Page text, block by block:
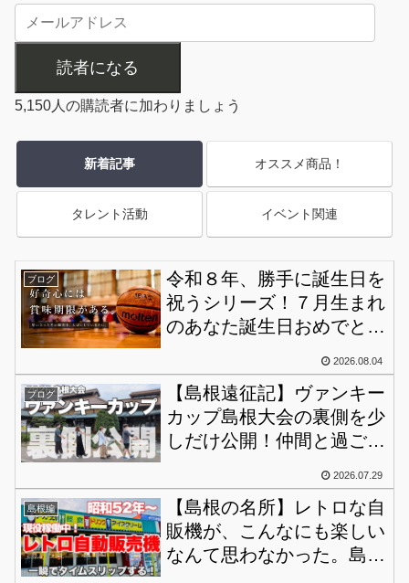
読者になる
5,150人の購読者に加わりましょう
新着記事 オススメ商品！
タレント活動 イベント関連
ブログ
令和８年、勝手に誕生日を
祝うシリーズ！７月生まれ
のあなた誕生日おめでとう
2026.08.04
ブログ
【島根遠征記】ヴァンキー
カップ島根大会の裏側を少
しだけ公開！仲間と過ごし
2026.07.29
島根編
【島根の名所】レトロな自
販機が、こんなにも楽しい
なんて思わなかった。島